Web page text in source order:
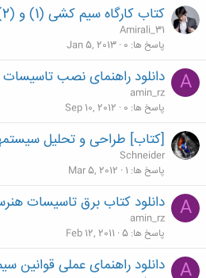
کتاب کارگاه سیم کشی (1) و (2) هنرستان
Amirali_31
پاسخ ها 0
Jan 5, 2013
A دانلود راهنمای نصب تاسیسات
amin_rz
پاسخ ها 0
Sep 10, 2012
[کتاب] طراحی و تحلیل
Schneider
پاسخ ها 1
Mar 5, 2012
A دانلود کتاب برق تاسیسات
amin_rz
پاسخ ها 5
Feb 12, 2011
A دانلود راهنمای عملی قوانین